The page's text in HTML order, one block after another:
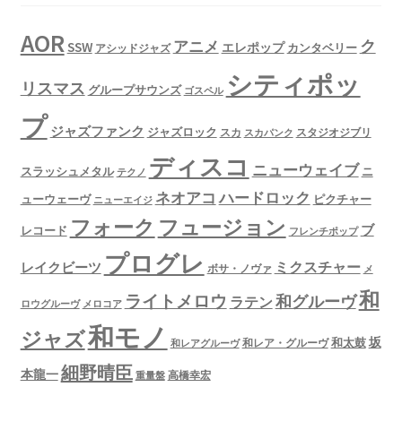
AORSSW アシッドジャズ アニメ エレポップ カンタベリー ク
リスマス グループサウンズ ゴスペル シティポッ
プ ジャズファンク ジャズロック スカ スカパンク スタジオジブリ
スラッシュメタル テクノ ディスコ ニューウェイブ ニ
ューウェーヴ ニューエイジ ネオアコ ハードロック ピクチャー
レコード フォーク フュージョン フレンチポップ ブ
レイクビーツ プログレ ボサ・ノヴァ ミクスチャー メ
ロウグルーヴ メロコア ライトメロウ ラテン 和グルーヴ和
ジャズ和モノ 和レアグルーヴ 和レア・グルーヴ 和太鼓坂
本龍一細野晴臣 重量盤 高橋幸宏